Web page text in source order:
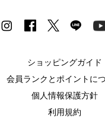
ショッピングガイド
会員ランクとポイントに
個人情報保護方針
利用規約